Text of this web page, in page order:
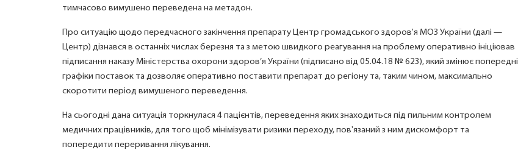
тимчасово вимушено переведена на метадон.
Про ситуацію щодо передчасного закінчення препарату Центр громадського здоров'я МОЗ України (далі —
Центр) дізнався в останніх числах березня та з метою швидкого реагування на проблему оперативно ініціював
підписання наказу Міністерства охорони здоров’я України (підписано від 05.04.18 № 623), який змінює попередні
графіки поставок та дозволяє оперативно поставити препарат до регіону та, таким чином, максимально
скоротити період вимушеного переведення.
На сьогодні дана ситуація торкнулася 4 пацієнтів, переведення яких знаходиться під пильним контролем
медичних працівників, для того щоб мінімізувати ризики переходу, пов'язаний з ним дискомфорт та
попередити переривання лікування.